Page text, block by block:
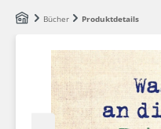
Zum Hauptinhalt springen
Bücher Produktdetails